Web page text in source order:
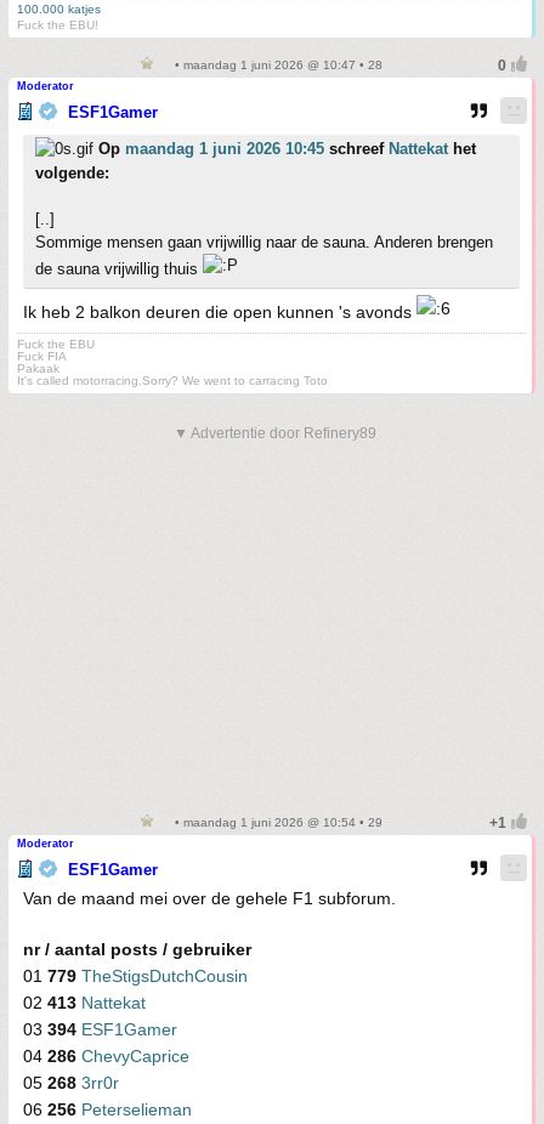
100.000 katjes
Fuck the EBU!
• maandag 1 juni 2026 @ 10:47 • 28
Moderator
ESF1Gamer
Op maandag 1 juni 2026 10:45 schreef Nattekat het
volgende:
[..]
Sommige mensen gaan vrijwillig naar de sauna. Anderen brengen
de sauna vrijwillig thuis
Ik heb 2 balkon deuren die open kunnen 's avonds
Fuck the EBU
Fuck FIA
Pakaak
It's called motorracing.Sorry? We went to carracing Toto
▼ Advertentie door Refinery89
• maandag 1 juni 2026 @ 10:54 • 29
Moderator
ESF1Gamer
Van de maand mei over de gehele F1 subforum.
nr / aantal posts / gebruiker
01 779 TheStigsDutchCousin
02 413 Nattekat
03 394 ESF1Gamer
04 286 ChevyCaprice
05 268 3rr0r
06 256 Peterselieman